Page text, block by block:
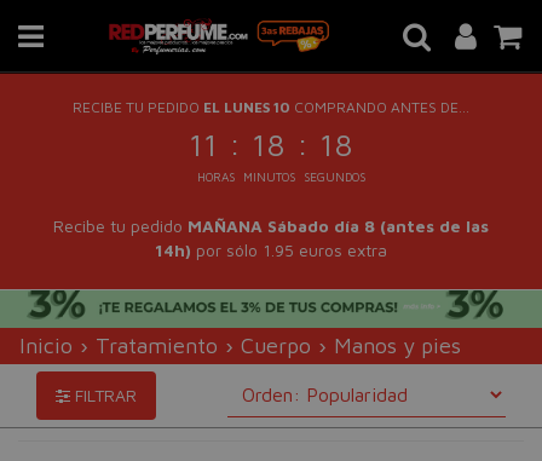
RECIBE TU PEDIDO EL LUNES 10 COMPRANDO ANTES DE...
11 : 18 : 16
HORAS MINUTOS SEGUNDOS
Recibe tu pedido MAÑANA Sábado día 8 (antes de las
14h) por sólo 1.95 euros extra
Inicio › Tratamiento › Cuerpo › Manos y pies
FILTRAR